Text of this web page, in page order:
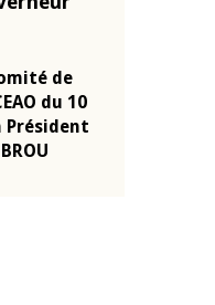
de
du 4
Président